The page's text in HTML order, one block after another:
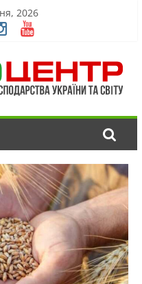
2026